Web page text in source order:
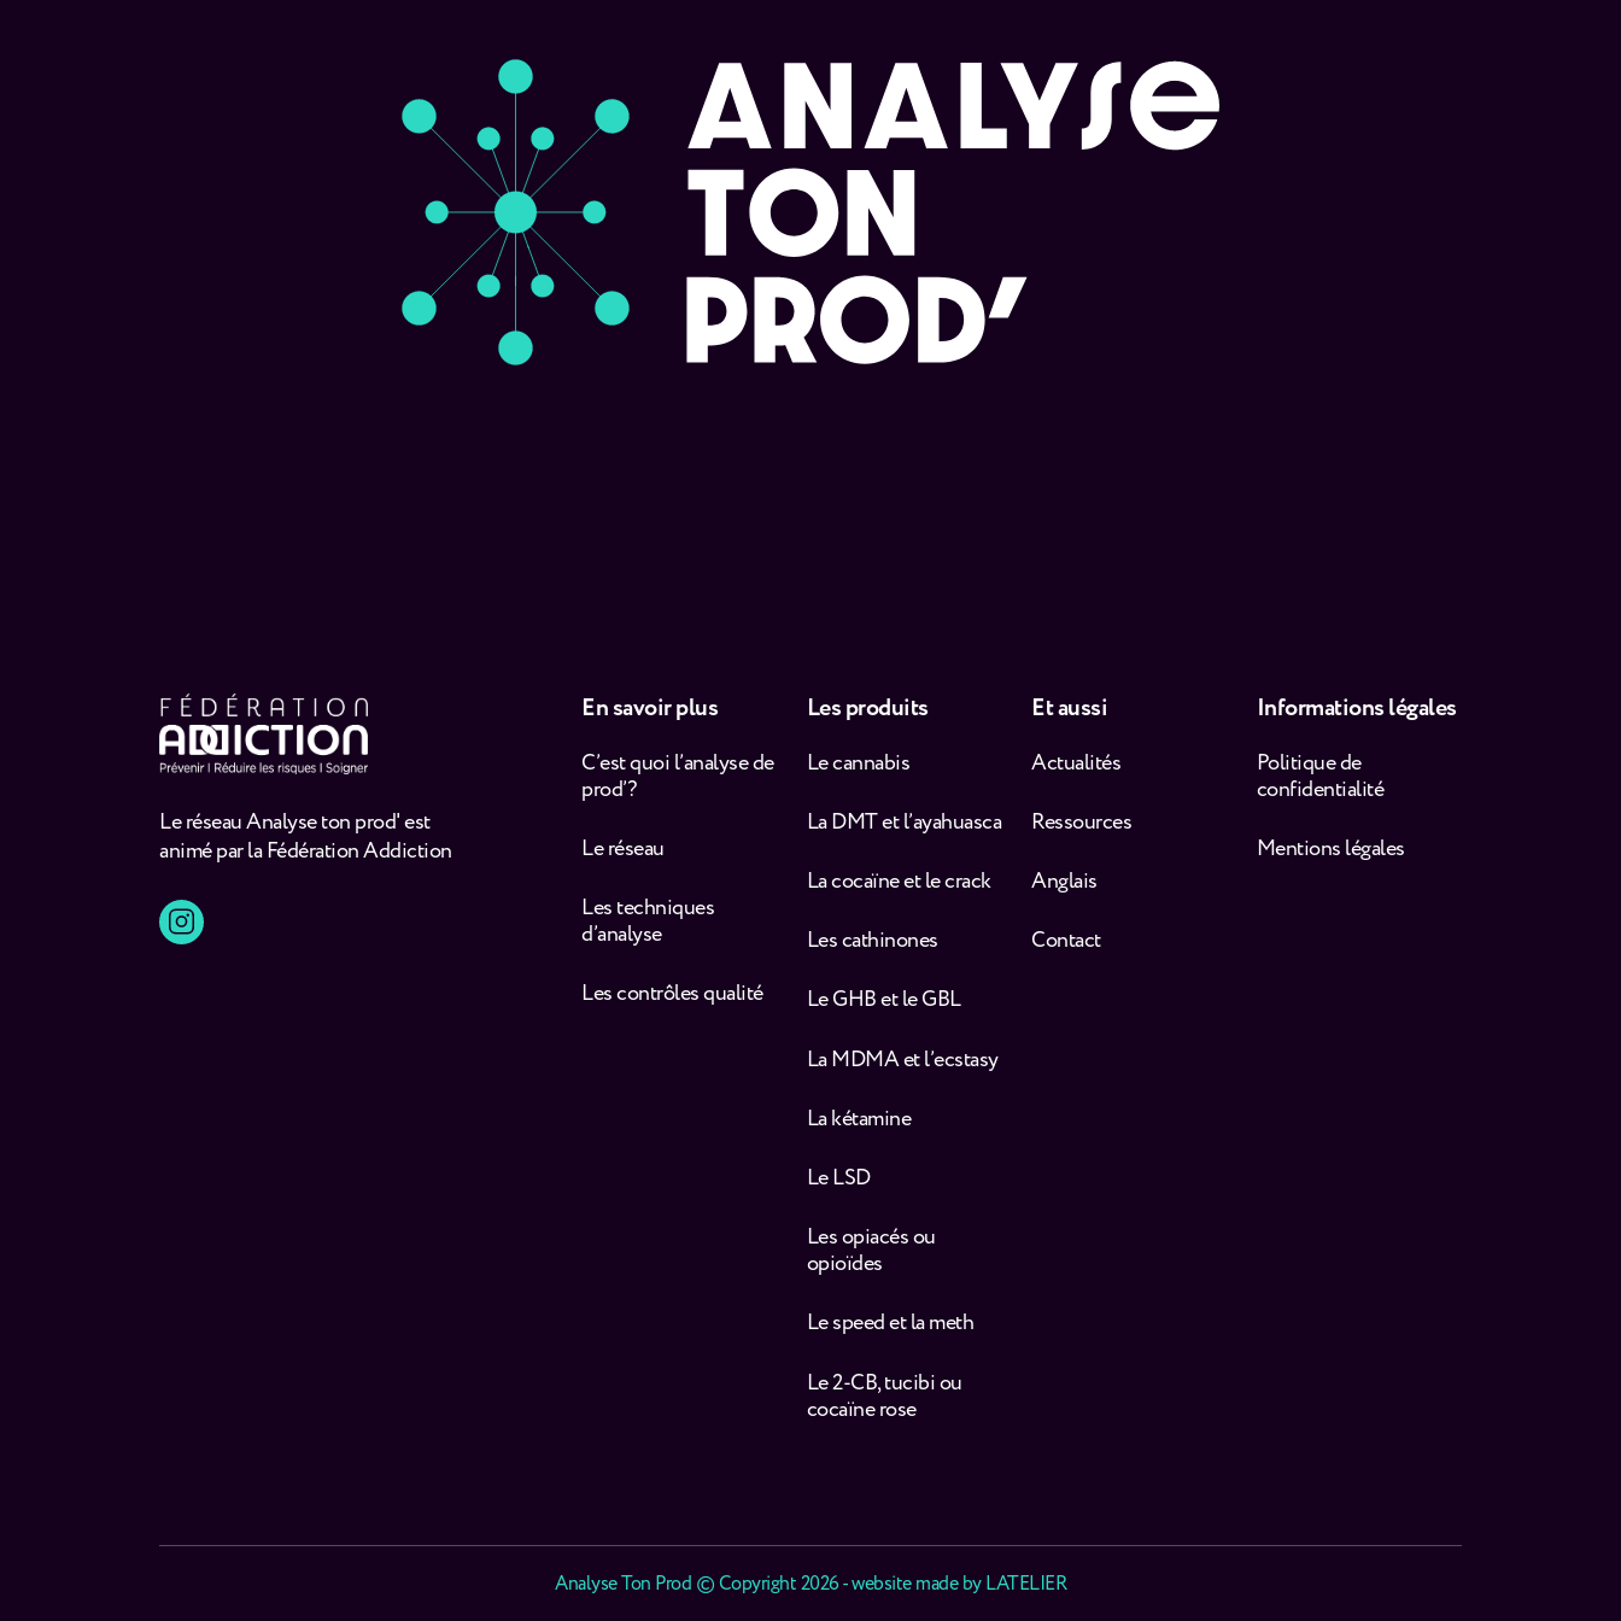
Le réseau Analyse ton prod' est
animé par la Fédération Addiction
En savoir plus
C’est quoi l’analyse de
prod’ ?
Le réseau
Les techniques
d’analyse
Les contrôles qualité
Les produits
Le cannabis
La DMT et l’ayahuasca
La cocaïne et le crack
Les cathinones
Le GHB et le GBL
La MDMA et l’ecstasy
La kétamine
Le LSD
Les opiacés ou
opioïdes
Le speed et la meth
Le 2-CB, tucibi ou
cocaïne rose
Et aussi
Actualités
Ressources
Anglais
Contact
Informations légales
Politique de
confidentialité
Mentions légales
Analyse Ton Prod © Copyright 2026 - website made byLATELIER